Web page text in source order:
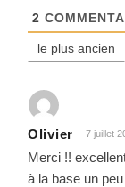
2
le plus ancien
Olivier 7 juillet
Merci !!
à la base un